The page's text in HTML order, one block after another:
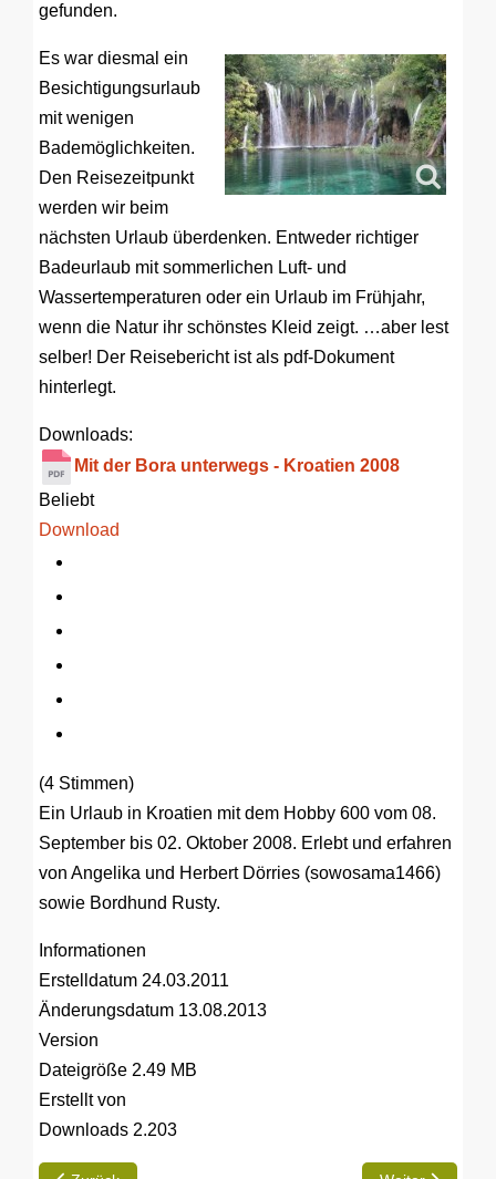
gefunden.
Es war diesmal ein
Besichtigungsurlaub
mit wenigen
Bademöglichkeiten.
Den Reisezeitpunkt
werden wir beim
nächsten Urlaub überdenken. Entweder richtiger
Badeurlaub mit sommerlichen Luft- und
Wassertemperaturen oder ein Urlaub im Frühjahr,
wenn die Natur ihr schönstes Kleid zeigt. …aber lest
selber! Der Reisebericht ist als pdf-Dokument
hinterlegt.
Downloads:
Mit der Bora unterwegs - Kroatien 2008
Beliebt
Download
(4 Stimmen)
Ein Urlaub in Kroatien mit dem Hobby 600 vom 08.
September bis 02. Oktober 2008. Erlebt und erfahren
von Angelika und Herbert Dörries (sowosama1466)
sowie Bordhund Rusty.
Informationen
Erstelldatum 24.03.2011
Änderungsdatum 13.08.2013
Version
Dateigröße 2.49 MB
Erstellt von
Downloads 2.203